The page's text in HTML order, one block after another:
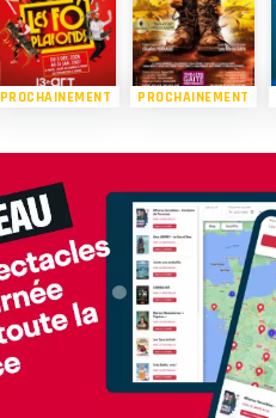
PROCHAINEMENT PROCHAINEMENT